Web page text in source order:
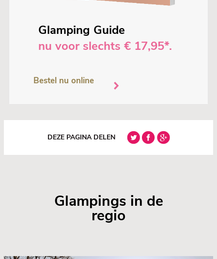
Glamping Guide
nu voor slechts € 17,95*.
Bestel nu online
DEZE PAGINA DELEN
Glampings in de
regio